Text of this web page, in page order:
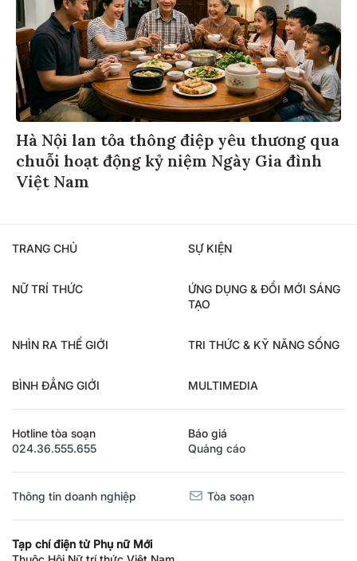
Hà Nội lan tỏa thông điệp yêu thương qua
chuỗi hoạt động kỷ niệm Ngày Gia đình
Việt Nam
TRANG CHỦ SỰ KIỆN
NỮ TRÍ THỨC
ỨNG DỤNG & ĐỔI MỚI SÁNG
TẠO
NHÌN RA THẾ GIỚI TRI THỨC & KỸ NĂNG SỐNG
BÌNH ĐẲNG GIỚI MULTIMEDIA
Hotline tòa soạn
024.36.555.655
Báo giá
Quảng cáo
Thông tin doanh nghiệp Tòa soạn
Tạp chí điện tử Phụ nữ Mới
Thuộc Hội Nữ trí thức Việt Nam